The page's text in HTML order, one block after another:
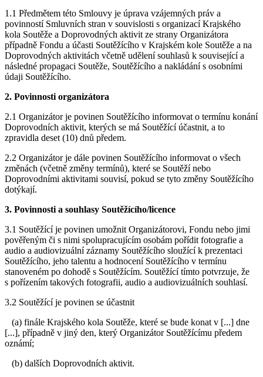
1.1 Předmětem této Smlouvy je úprava vzájemných práv a
povinností Smluvních stran v souvislosti s organizací Krajského
kola Soutěže a Doprovodných aktivit ze strany Organizátora
případně Fondu a účasti Soutěžícího v Krajském kole Soutěže a na
Doprovodných aktivitách včetně udělení souhlasů k související a
následné propagaci Soutěže, Soutěžícího a nakládání s osobními
údaji Soutěžícího.
2. Povinnosti organizátora
2.1 Organizátor je povinen Soutěžícího informovat o termínu konání
Doprovodních aktivit, kterých se má Soutěžící účastnit, a to
zpravidla deset (10) dnů předem.
2.2 Organizátor je dále povinen Soutěžícího informovat o všech
změnách (včetně změny termínů), které se Soutěží nebo
Doprovodními aktivitami souvisí, pokud se tyto změny Soutěžícího
dotýkají.
3. Povinnosti a souhlasy Soutěžícího/licence
3.1 Soutěžící je povinen umožnit Organizátorovi, Fondu nebo jimi
pověřeným či s nimi spolupracujícím osobám pořídit fotografie a
audio a audiovizuální záznamy Soutěžícího sloužící k prezentaci
Soutěžícího, jeho talentu a hodnocení Soutěžícího v termínu
stanoveném po dohodě s Soutěžícím. Soutěžící tímto potvrzuje, že
s pořízením takových fotografii, audio a audiovizuálních souhlasí.
3.2 Soutěžící je povinen se účastnit
(a) finále Krajského kola Soutěže, které se bude konat v [...] dne
[...], případně v jiný den, který Organizátor Soutěžícímu předem
oznámí;
(b) dalších Doprovodních aktivit.